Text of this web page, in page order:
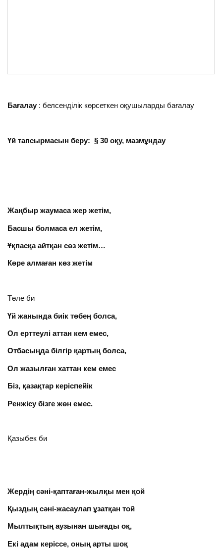
Бағалау : белсенділік көрсеткен оқушыларды бағалау
Үй тапсырмасын беру: § 30 оқу, мазмұндау
Жаңбыр жаумаса жер жетім,
Басшы болмаса ел жетім,
Ұқпасқа айтқан сөз жетім…
Көре алмаған көз жетім
Төле би
Үй жанында биік төбең болса,
Ол ерттеулі аттан кем емес,
Отбасыңда білгір қартың болса,
Ол жазылған хаттан кем емес
Біз, қазақтар керіспейік
Ренжісу бізге жөн емес.
Қазыбек би
Жердің сәні-қаптаған-жылқы мен қой
Қыздың сәні-жасаулап ұзатқан той
Мылтықтың аузынан шығады оқ,
Екі адам керіссе, оның арты шоқ